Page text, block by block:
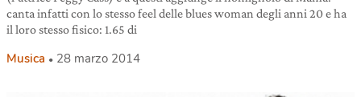
canta infatti con lo stesso feel delle blues woman degli anni 20 e ha
il loro stesso fisico: 1.65 di
Musica 28 marzo 2014